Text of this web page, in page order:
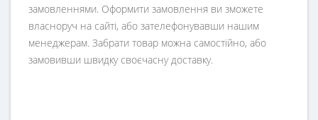
замовленнями. Оформити замовлення ви зможете
власноруч на сайті, або зателефонувавши нашим
менеджерам. Забрати товар можна самостійно, або
замовивши швидку своєчасну доставку.